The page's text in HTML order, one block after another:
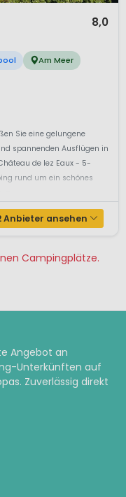
8,0
Am Meer
Sie eine gelungene
spannenden Ausflügen in
de lez Eaux - 5-
rund um ein schönes
Anbieter ansehen
Campingplätze.
Angebot an
Unterkünften auf
Zuverlässig direkt